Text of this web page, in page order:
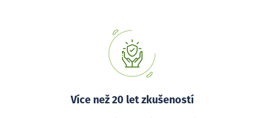
Více než 20 let zkušeností